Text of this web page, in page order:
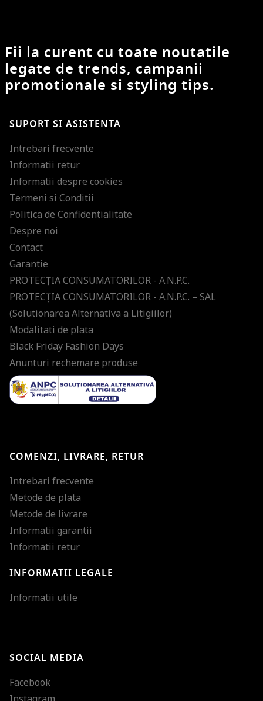
Fii la curent cu toate noutatile
legate de trends, campanii
promotionale si styling tips.
SUPORT SI ASISTENTA
Intrebari frecvente
Informatii retur
Informatii despre cookies
Termeni si Conditii
Politica de Confidentialitate
Despre noi
Contact
Garantie
PROTECŢIA CONSUMATORILOR - A.N.P.C.
PROTECŢIA CONSUMATORILOR - A.N.P.C. – SAL
(Solutionarea Alternativa a Litigiilor)
Modalitati de plata
Black Friday Fashion Days
Anunturi rechemare produse
COMENZI, LIVRARE, RETUR
Intrebari frecvente
Metode de plata
Metode de livrare
Informatii garantii
Informatii retur
INFORMATII LEGALE
Informatii utile
SOCIAL MEDIA
Facebook